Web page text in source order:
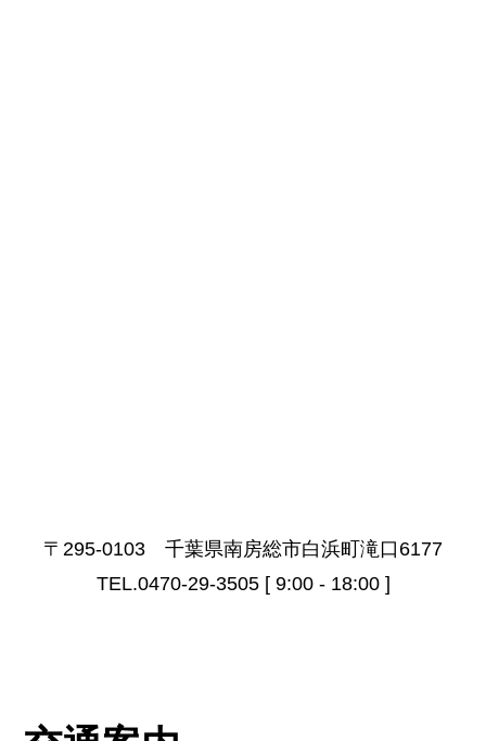
〒295-0103 千葉県南房総市白浜町滝口6177
TEL.0470-29-3505 [ 9:00 - 18:00 ]